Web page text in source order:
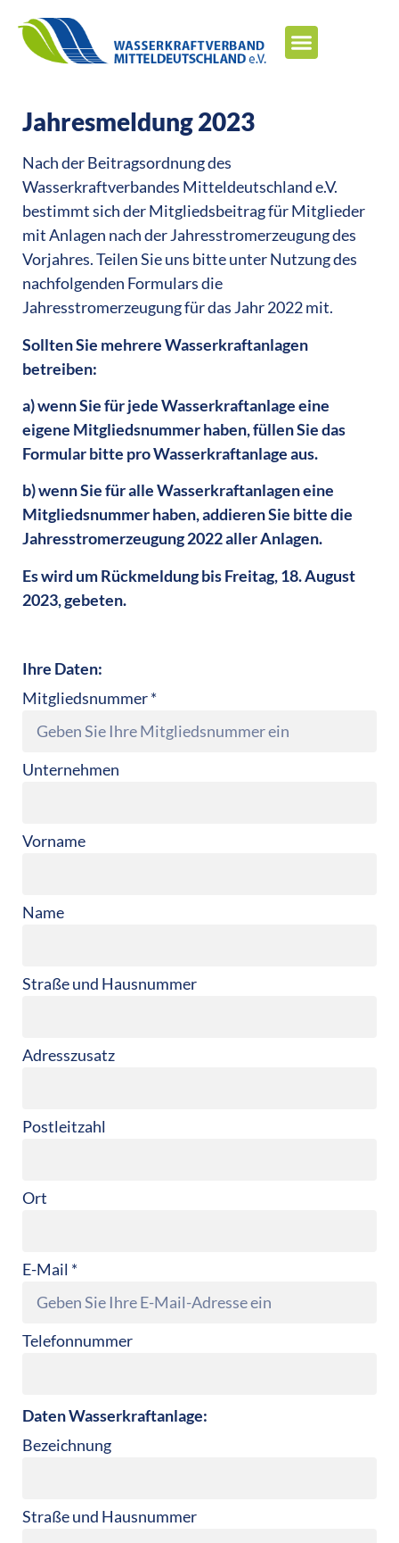
Jahresmeldung 2023
Nach der Beitragsordnung des
Wasserkraftverbandes Mitteldeutschland e.V.
bestimmt sich der Mitgliedsbeitrag für Mitglieder
mit Anlagen nach der Jahresstromerzeugung des
Vorjahres. Teilen Sie uns bitte unter Nutzung des
nachfolgenden Formulars die
Jahresstromerzeugung für das Jahr 2022 mit.
Sollten Sie mehrere Wasserkraftanlagen
betreiben:
a) wenn Sie für jede Wasserkraftanlage eine
eigene Mitgliedsnummer haben, füllen Sie das
Formular bitte pro Wasserkraftanlage aus.
b) wenn Sie für alle Wasserkraftanlagen eine
Mitgliedsnummer haben, addieren Sie bitte die
Jahresstromerzeugung 2022 aller Anlagen.
Es wird um Rückmeldung bis Freitag, 18. August
2023, gebeten.
Ihre Daten:
Mitgliedsnummer *
Unternehmen
Vorname
Name
Straße und Hausnummer
Adresszusatz
Postleitzahl
Ort
E-Mail *
Telefonnummer
Daten Wasserkraftanlage:
Bezeichnung
Straße und Hausnummer